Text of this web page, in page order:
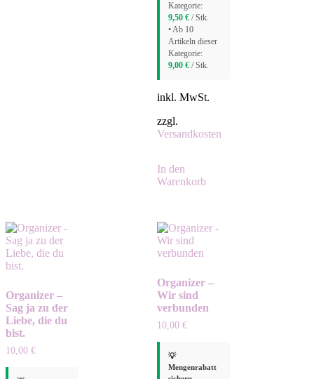
Kategorie:
9,50 € / Stk.
• Ab 10
Artikeln dieser
Kategorie:
9,00 € / Stk.
inkl. MwSt.
zzgl.
Versandkosten
In den
Warenkorb
Organizer –
Sag ja zu der
Liebe, die du
bist.
10,00 €
Organizer –
Wir sind
verbunden
10,00 €
💡
Mengenrabatt